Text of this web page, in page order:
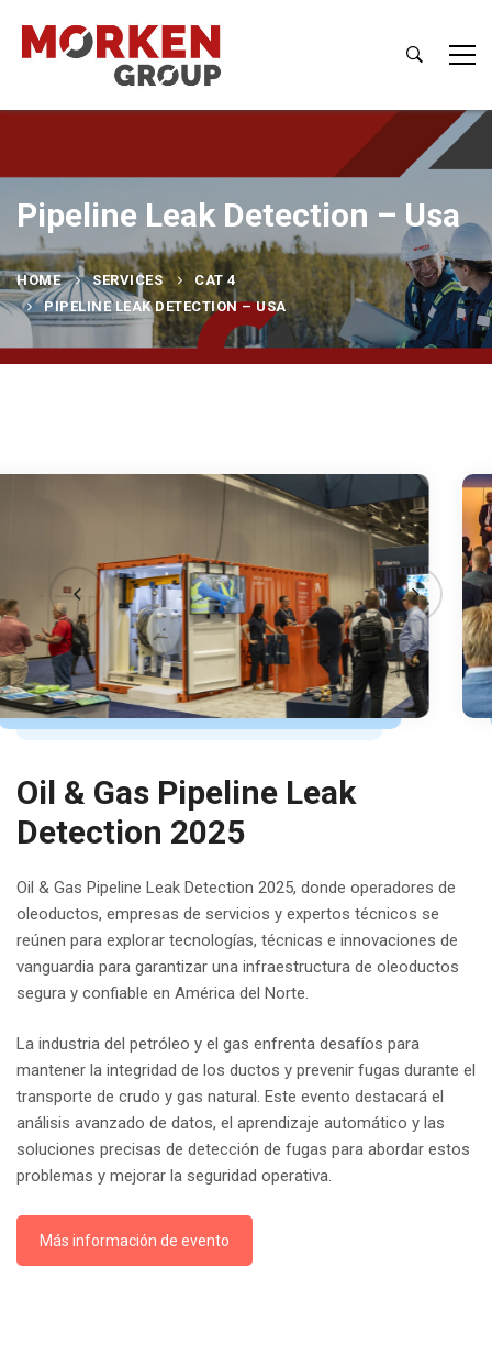
Pipeline Leak Detection – Usa
HOME SERVICES
CAT 4
PIPELINE LEAK DETECTION – USA
Oil & Gas Pipeline Leak
Detection 2025
Oil & Gas Pipeline Leak Detection 2025, donde operadores de
oleoductos, empresas de servicios y expertos técnicos se
reúnen para explorar tecnologías, técnicas e innovaciones de
vanguardia para garantizar una infraestructura de oleoductos
segura y confiable en América del Norte.
La industria del petróleo y el gas enfrenta desafíos para
mantener la integridad de los ductos y prevenir fugas durante el
transporte de crudo y gas natural. Este evento destacará el
análisis avanzado de datos, el aprendizaje automático y las
soluciones precisas de detección de fugas para abordar estos
problemas y mejorar la seguridad operativa.
Más información de evento